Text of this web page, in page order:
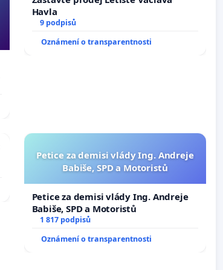
Havla
9 podpisů
Oznámení o transparentnosti
Petice za demisi vlády Ing. Andreje
Babiše, SPD a Motoristů
Petice za demisi vlády Ing. Andreje
Babiše, SPD a Motoristů
1 817 podpisů
Oznámení o transparentnosti